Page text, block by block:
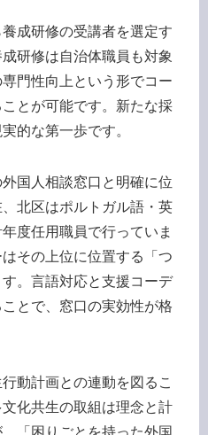
成研修の受講者を選定す
研修は自治体職員も対象
門性向上という形でコー
とが可能です。新たな採
的な第一歩です。
国人相談窓口と明確に位
北区はポルトガル語・英
度任用職員で行っていま
その上位に位置する「つ
。言語対応と支援コーデ
とで、窓口の実効性が格
動計画との連動を図るこ
化共生の取組は理念と計
「困りごとを持った外国